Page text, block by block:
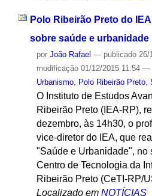
Polo Ribeirão Preto do
sobre saúde e urbanidade
por João Rafael — publicado26/
modificação01/12/2015 11:54 —
Urbanismo, Polo Ribeirão Preto,
O Instituto de Estudos
Ribeirão Preto (IEA-RP),
dezembro, às 14h30, o
vice-diretor do IEA, que
"Saúde e Urbanidade", no
Centro de Tecnologia da
Ribeirão Preto (CeTI-RP/
Localizado em NOTÍCIAS